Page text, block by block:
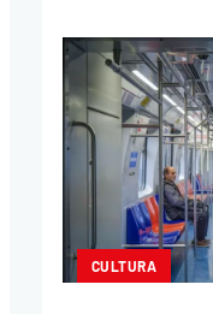
CULTURA